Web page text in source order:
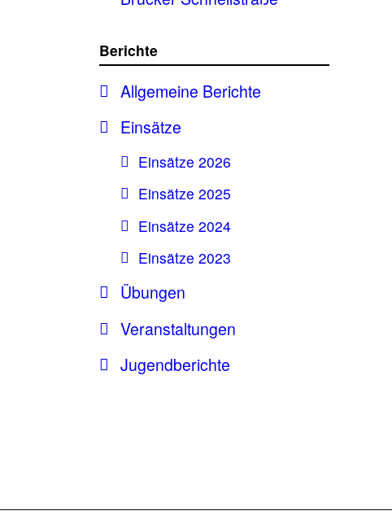
Berichte
Allgemeine Berichte
Einsätze
Einsätze 2026
Einsätze 2025
Einsätze 2024
Einsätze 2023
Übungen
Veranstaltungen
Jugendberichte